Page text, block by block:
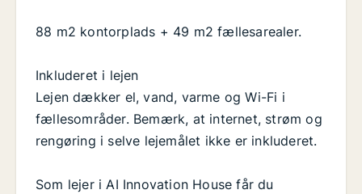
88 m2 kontorplads + 49 m2 fællesarealer.
Inkluderet i lejen
Lejen dækker el, vand, varme og Wi-Fi i
fællesområder. Bemærk, at internet, strøm og
rengøring i selve lejemålet ikke er inkluderet.
Som lejer i AI Innovation House får du